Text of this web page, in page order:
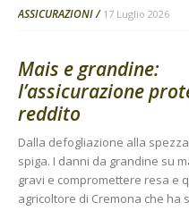
ASSICURAZIONI 17 Luglio 2026
Mais e grandine:
l’assicurazione
reddito
Dalla defogliazione alla
spiga. I danni da grandine su
gravi e compromettere resa e
agricoltore di Cremona che ha